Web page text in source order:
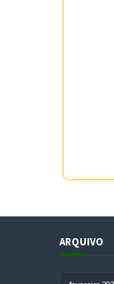
ARQUIVO